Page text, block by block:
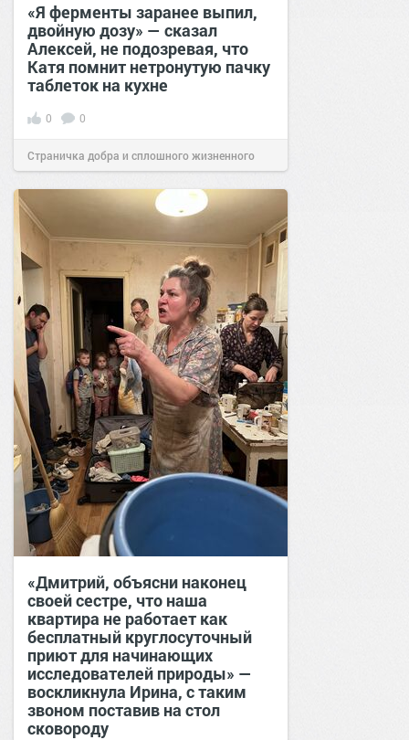
«Я ферменты заранее выпил,
двойную дозу» — сказал
Алексей, не подозревая, что
Катя помнит нетронутую пачку
таблеток на кухне
0 0
Страничка добра и сплошного жизненного
позитива!07:38Сегодня
«Дмитрий, объясни наконец
своей сестре, что наша
квартира не работает как
бесплатный круглосуточный
приют для начинающих
исследователей природы» —
воскликнула Ирина, с таким
звоном поставив на стол
сковороду